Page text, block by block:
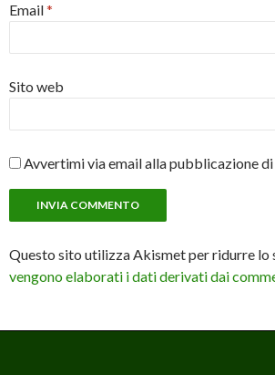
Email*
Sito web
Avvertimi via email alla pubblicazione
Questo sito utilizza Akismet per ridurre lo
vengono elaborati i dati derivati dai